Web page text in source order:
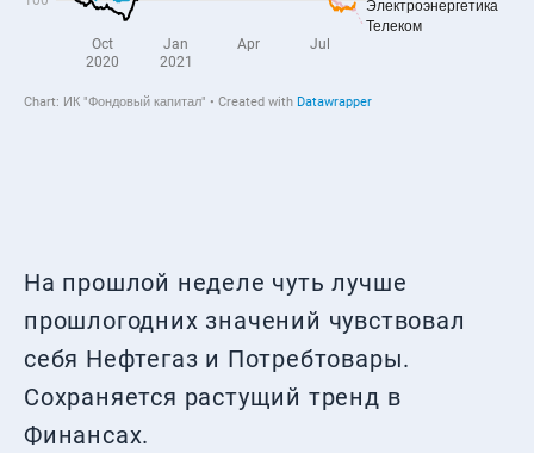
На прошлой неделе чуть лучше
прошлогодних значений чувствовал
себя Нефтегаз и Потребтовары.
Сохраняется растущий тренд в
Финансах.